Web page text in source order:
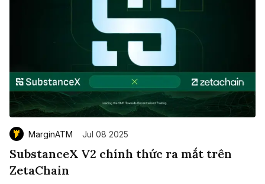
MarginATM Jul 08 2025
SubstanceX V2 chính thức ra mắt trên
ZetaChain